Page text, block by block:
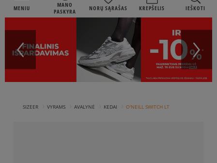
MENIU
MANO
PASKYRA
NORŲ SĄRAŠAS KREPŠELIS IEŠKOTI
SIZEER VYRAMS AVALYNĖ KEDAI O'NEILL SWITCH LT